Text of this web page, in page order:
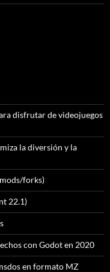
disfrutar de videojuegos
la diversión y la
forks)
22.1)
con Godot en 2020
en formato MZ